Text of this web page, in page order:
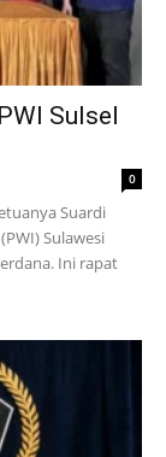
Sulsel
0
Suardi
Sulawesi
Ini rapat